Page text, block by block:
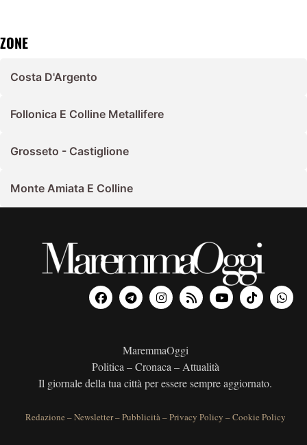
ZONE
Costa D'Argento
Follonica E Colline Metallifere
Grosseto - Castiglione
Monte Amiata E Colline
MaremmaOggi
Politica – Cronaca – Attualità
Il giornale della tua città per essere sempre aggiornato.
Redazione –Newsletter–Pubblicità–Privacy Policy –Cookie Policy